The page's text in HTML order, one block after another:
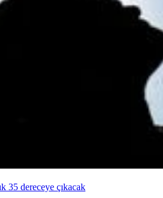
35 dereceye çıkacak